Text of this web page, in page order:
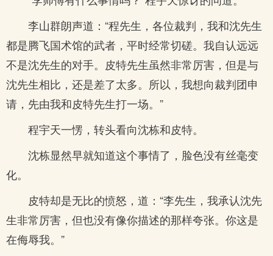
李山群朗声道：“程先生，各位裁判，我和沈先生
都是腾飞国术馆的武者，平时经常切磋。我自认远远
不是沈先生的对手。皮特先生虽然非常厉害，但是与
沈先生相比，还是差了太多。所以，我想向裁判团申
请，先由我和皮特先生打一场。”
程宇天一愣，转头看向沈栋和皮特。
沈栋显然早就知道这个事情了，脸色没有丝毫变
化。
皮特却是无比的愤怒，道：“李先生，我承认沈先
生非常厉害，但也没有像你描述的那样夸张。你这是
在侮辱我。”